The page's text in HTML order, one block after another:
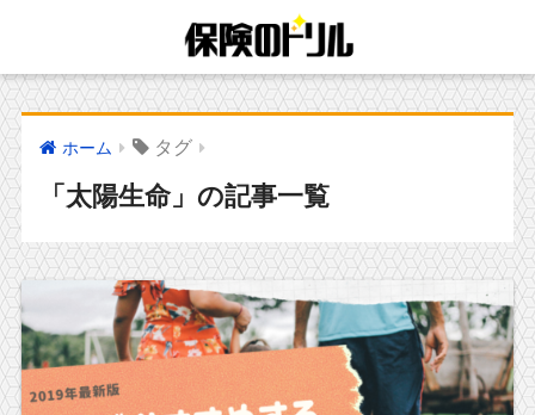
ホーム タグ
「太陽生命」の記事一覧